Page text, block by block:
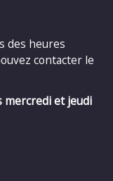
des heures
contacter le
mercredi et jeudi